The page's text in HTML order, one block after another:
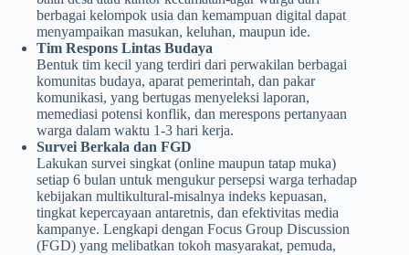
berbagai kelompok usia dan kemampuan digital dapat
menyampaikan masukan, keluhan, maupun ide.
Tim Respons Lintas Budaya
Bentuk tim kecil yang terdiri dari perwakilan berbagai
komunitas budaya, aparat pemerintah, dan pakar
komunikasi, yang bertugas menyeleksi laporan,
memediasi potensi konflik, dan merespons pertanyaan
warga dalam waktu 1-3 hari kerja.
Survei Berkala dan FGD
Lakukan survei singkat (online maupun tatap muka)
setiap 6 bulan untuk mengukur persepsi warga terhadap
kebijakan multikultural-misalnya indeks kepuasan,
tingkat kepercayaan antaretnis, dan efektivitas media
kampanye. Lengkapi dengan Focus Group Discussion
(FGD) yang melibatkan tokoh masyarakat, pemuda,